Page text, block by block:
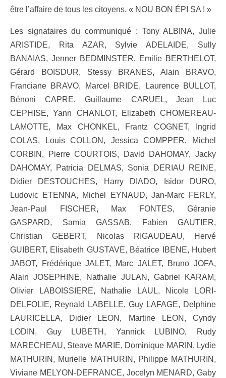
être l’affaire de tous les citoyens. « NOU BON ÉPI SA ! »
Les signataires du communiqué : Tony ALBINA, Julie
ARISTIDE, Rita AZAR, Sylvie ADELAIDE, Sully
BANAIAS, Jenner BEDMINSTER, Emilie BERTHELOT,
Gérard BOISDUR, Stessy BRANES, Alain BRAVO,
Franciane BRAVO, Marcel BRIDE, Laurence BULLOT,
Bénoni CAPRE, Guillaume CARUEL, Jean Luc
CEPHISE, Yann CHANLOT, Elizabeth CHOMEREAU-
LAMOTTE, Max CHONKEL, Frantz COGNET, Ingrid
COLAS, Louis COLLON, Jessica COMPPER, Michel
CORBIN, Pierre COURTOIS, David DAHOMAY, Jacky
DAHOMAY, Patricia DELMAS, Sonia DERIAU REINE,
Didier DESTOUCHES, Harry DIADO, Isidor DURO,
Ludovic ETENNA, Michel EYNAUD, Jan-Marc FERLY,
Jean-Paul FISCHER, Max FONTES, Géranie
GASPARD, Samia GASSAB, Fabien GAUTIER,
Christian GEBERT, Nicolas RIGAUDEAU, Hervé
GUIBERT, Elisabeth GUSTAVE, Béatrice IBENE, Hubert
JABOT, Frédérique JALET, Marc JALET, Bruno JOFA,
Alain JOSEPHINE, Nathalie JULAN, Gabriel KARAM,
Olivier LABOISSIERE, Nathalie LAUL, Nicole LORI-
DELFOLIE, Reynald LABELLE, Guy LAFAGE, Delphine
LAURICELLA, Didier LEON, Martine LEON, Cyndy
LODIN, Guy LUBETH, Yannick LUBINO, Rudy
MARECHEAU, Steave MARIE, Dominique MARIN, Lydie
MATHURIN, Murielle MATHURIN, Philippe MATHURIN,
Viviane MELYON-DEFRANCE, Jocelyn MENARD, Gaby